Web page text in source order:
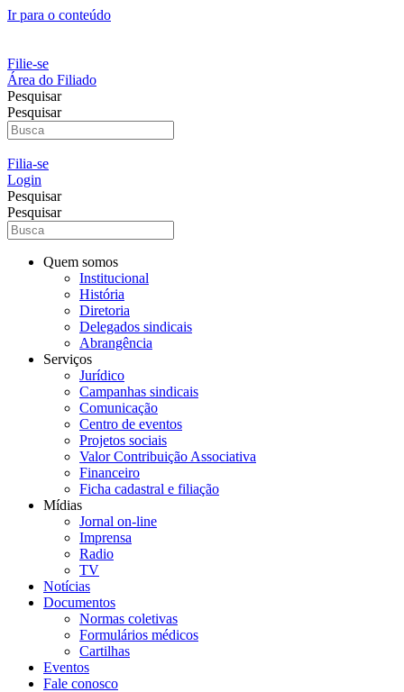
Ir para o conteúdo
Filie-se
Área do Filiado
Pesquisar
Pesquisar
Filia-se
Login
Pesquisar
Pesquisar
Quem somos
Institucional
História
Diretoria
Delegados sindicais
Abrangência
Serviços
Jurídico
Campanhas sindicais
Comunicação
Centro de eventos
Projetos sociais
Valor Contribuição Associativa
Financeiro
Ficha cadastral e filiação
Mídias
Jornal on-line
Imprensa
Radio
TV
Notícias
Documentos
Normas coletivas
Formulários médicos
Cartilhas
Eventos
Fale conosco